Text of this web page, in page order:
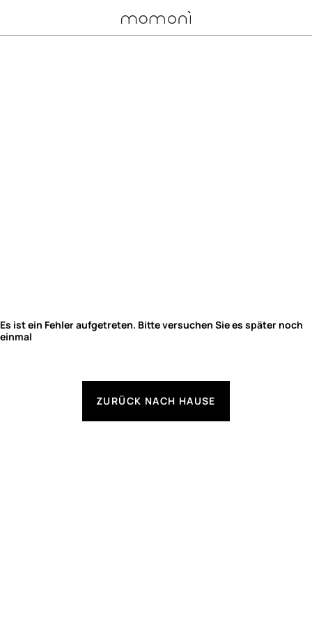
Es ist ein Fehler aufgetreten. Bitte versuchen Sie es später noch
einmal
ZURÜCK NACH HAUSE